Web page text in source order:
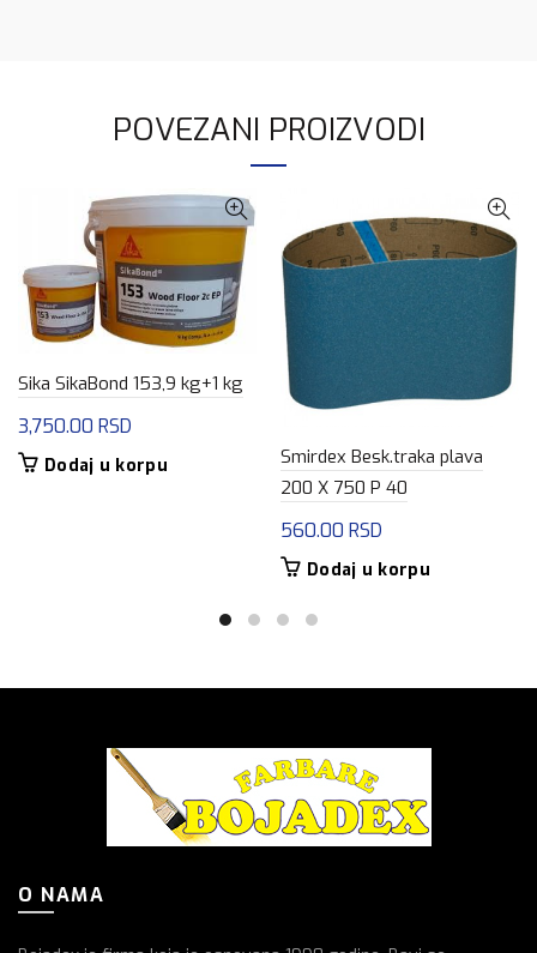
POVEZANI PROIZVODI
Sika SikaBond 153,9 kg+1 kg
3,750.00 RSD
Dodaj u korpu
Smirdex Besk.traka plava
200 X 750 P 40
560.00 RSD
Dodaj u korpu
O NAMA